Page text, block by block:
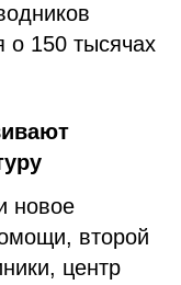
о 150 тысячах
новое
второй
центр